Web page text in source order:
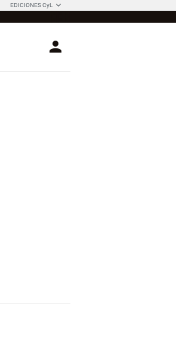
EDICIONES CyL
Login